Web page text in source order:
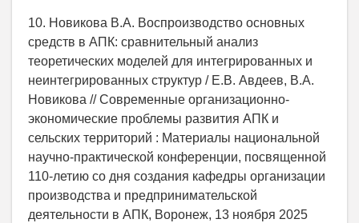
10. Новикова В.А. Воспроизводство основных
средств в АПК: сравнительный анализ
теоретических моделей для интегрированных и
неинтегрированных структур / Е.В. Авдеев, В.А.
Новикова // Современные организационно-
экономические проблемы развития АПК и
сельских территорий : Материалы национальной
научно-практической конференции, посвященной
110-летию со дня создания кафедры организации
производства и предпринимательской
деятельности в АПК, Воронеж, 13 ноября 2025